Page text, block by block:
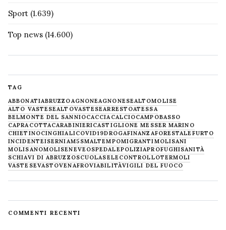
Sport (1.639)
Top news (14.600)
TAG
ABBONATIABRUZZOAGNONEAGNONESEALTOMOLISE
ALTO VASTESEALTOVASTESEARRESTOATESSA
BELMONTE DEL SANNIOCACCIACALCIOCAMPOBASSO
CAPRACOTTACARABINIERICASTIGLIONE MESSER MARINO
CHIETINOCINGHIALICOVID19DROGAFINANZAFORESTALE FURTO
INCIDENTEISERNIAM5SMALTEMPOMIGRANTIMOLISANI
MOLISANOMOLISENEVE OSPEDALEPOLIZIAPROFUGHISANITÀ
SCHIAVI DI ABRUZZOSCUOLASELECONTROLLOTERMOLI
VASTESEVASTOVENAFROVIABILITÀVIGILI DEL FUOCO
COMMENTI RECENTI